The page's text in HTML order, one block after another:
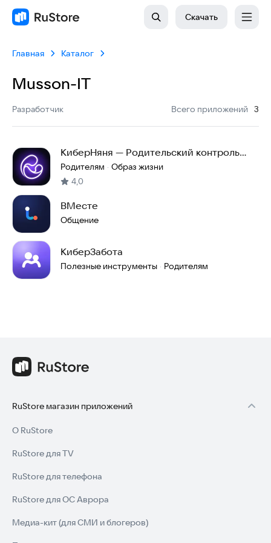
Скачать
Главная Каталог
Musson-IT
Разработчик Всего приложений
: 3
КиберНяня — Родительский контроль
телефона ребенка
Родителям · Образ жизни
4,0
ВМесте
Общение
КиберЗабота
Полезные инструменты · Родителям
RuStore магазин приложений
О RuStore
RuStore для TV
RuStore для телефона
RuStore для ОС Аврора
Медиа-кит (для СМИ и блогеров)